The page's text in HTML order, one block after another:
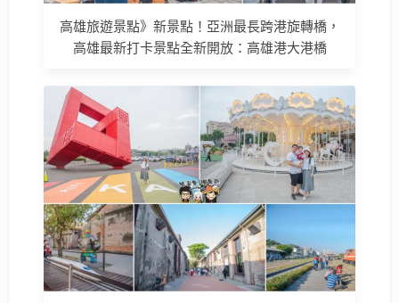
高雄旅遊景點》新景點！亞洲最長跨港旋轉橋，
高雄最新打卡景點全新開放：高雄港大港橋